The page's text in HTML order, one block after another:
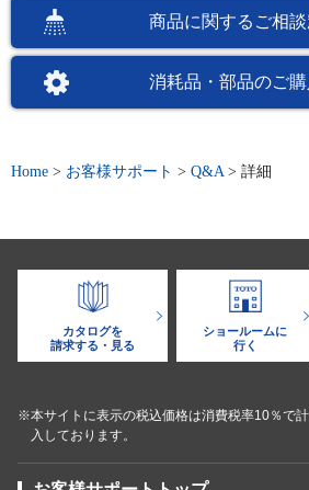
商品に関するご相談
消耗品・部品のご
Home > お客様サポート > Q&A > 詳細
カタログを
請求する・見る
ショールームに
行く
※本サイトに表示の税込価格は消費税率10％で
入しております。